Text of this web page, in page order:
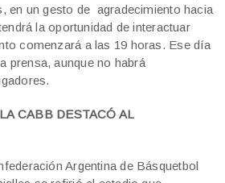
en un gesto de agradecimiento hacia
la oportunidad de interactuar
comenzará a las 19 horas. Ese día
prensa, aunque no habrá
CABB DESTACÓ AL
Argentina de Básquetbol